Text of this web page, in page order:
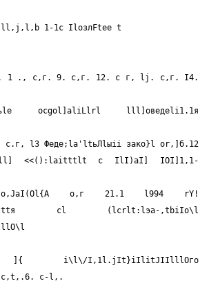
1-1c IlозлFtее t
1 ., с,г. 9. с,г. 12. с г, lj. с,г. I4.
ocgol]aliLlrl lll]оведеli1.1я
lЗ Феде;lа'ltьЛlыii зако}l оr,]б.12
clll] <<():laitttlt c IlI)aI] IOI]1,1-
о,г 21.1 l994 rY!
cl (lcrlt:lэa-,tbiIo\l
]{ i\l\/I,1l.jIt}iIlitJIIlllOгo
c,t,.6. c-l,.